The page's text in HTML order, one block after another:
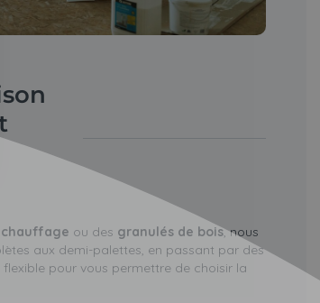
chauffage ou des granulés de bois, nous
aux demi-palettes, en passant par des
pour vous permettre de choisir la